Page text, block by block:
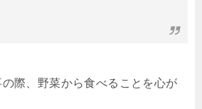
際、野菜から食べることを心が